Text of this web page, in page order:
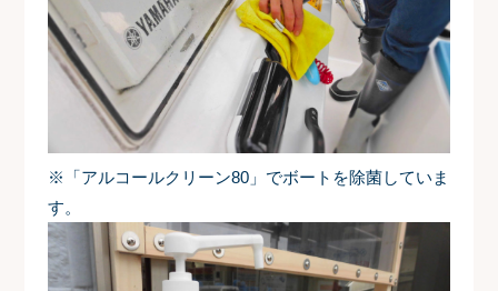
※「アルコールクリーン80」でボートを除菌していま
す。